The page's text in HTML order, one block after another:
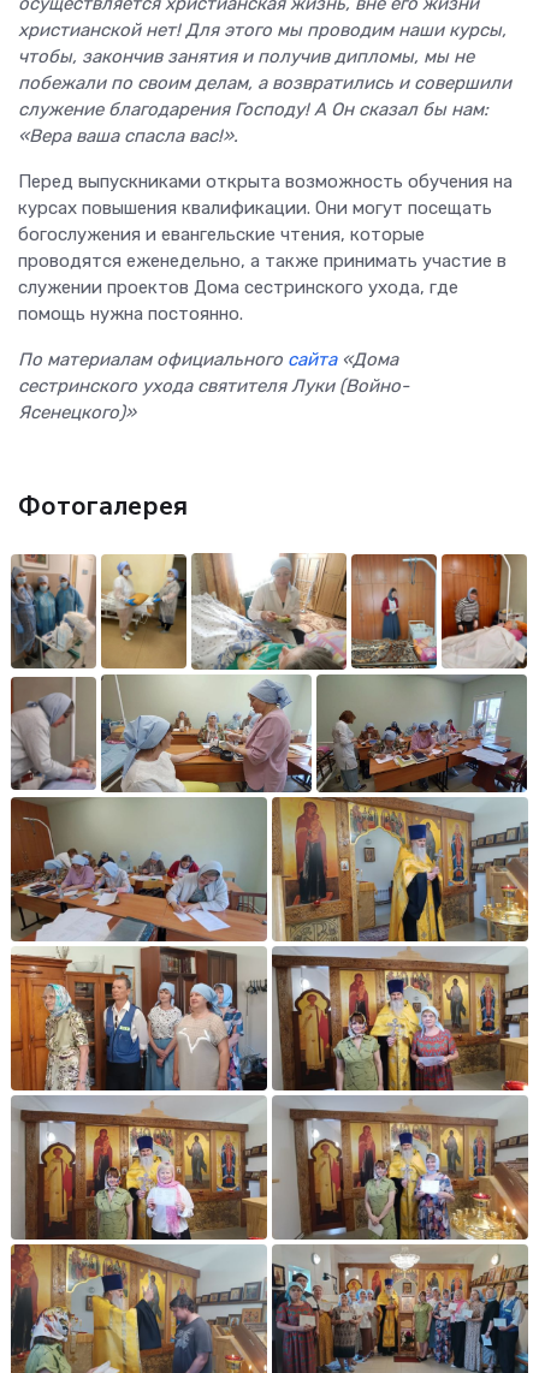
христианской нет! Для этого мы проводим наши курсы,
чтобы, закончив занятия и получив дипломы, мы не
побежали по своим делам, а возвратились и совершили
служение благодарения Господу! А Он сказал бы нам:
«Вера ваша спасла вас!».
Перед выпускниками открыта возможность обучения на
курсах повышения квалификации. Они могут посещать
богослужения и евангельские чтения, которые
проводятся еженедельно, а также принимать участие в
служении проектов Дома сестринского ухода, где
помощь нужна постоянно.
По материалам официального сайта «Дома
сестринского ухода святителя Луки (Войно-
Ясенецкого)»
Фотогалерея